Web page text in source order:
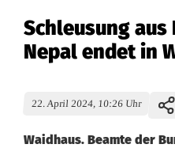
Schleusung
Nepal endet in
22. April 2024, 10:26 Uhr
Waidhaus. Beamte der